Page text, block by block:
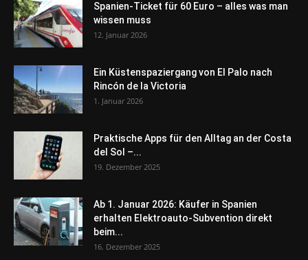
Spanien-Ticket für 60 Euro – alles was man
wissen muss
12. Januar 2026
Ein Küstenspaziergang von El Palo nach
Rincón de la Victoria
1. Januar 2026
Praktische Apps für den Alltag an der Costa
del Sol –...
19. Dezember 2025
Ab 1. Januar 2026: Käufer in Spanien
erhalten Elektroauto-Subvention direkt
beim...
16. Dezember 2025